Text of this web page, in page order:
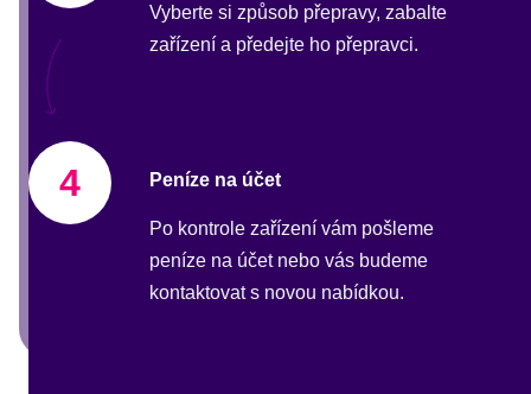
Vyberte si způsob přepravy, zabalte
zařízení a předejte ho přepravci.
4 Peníze na účet
Po kontrole zařízení vám pošleme
peníze na účet nebo vás budeme
kontaktovat s novou nabídkou.